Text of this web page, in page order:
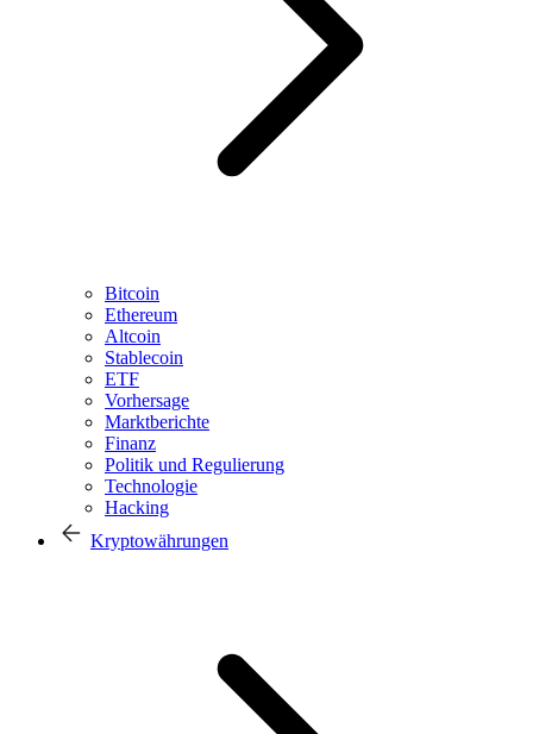
Bitcoin
Ethereum
Altcoin
Stablecoin
ETF
Vorhersage
Marktberichte
Finanz
Politik und Regulierung
Technologie
Hacking
Kryptowährungen